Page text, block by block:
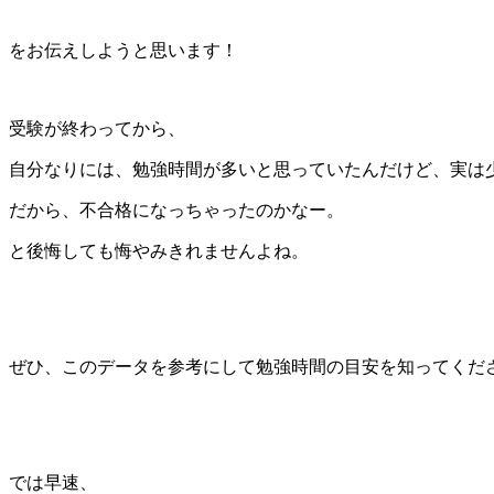
をお伝えしようと思います！
受験が終わってから、
自分なりには、勉強時間が多いと思っていたんだけど、実は
だから、不合格になっちゃったのかなー。
と後悔しても悔やみきれませんよね。
ぜひ、このデータを参考にして勉強時間の目安を知ってくだ
では早速、